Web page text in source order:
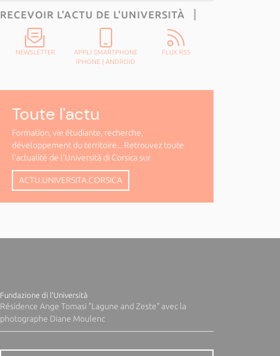
RECEVOIR L'ACTU DE L'UNIVERSITÀ
NEWSLETTER
APPLI SMARTPHONE
IPHONE |ANDROID
FLUX RSS
Toute l'actu
Formation, vie étudiante, recherche,
développement du territoire... Retrouvez toute
l'actualité de l'Università di Corsica sur
ACTU.UNIVERSITA.CORSICA
Fundazione di l'Università
Résidence Ange Tomasi "Lagune and Zeste" avec la
photographe Diane Moulenc